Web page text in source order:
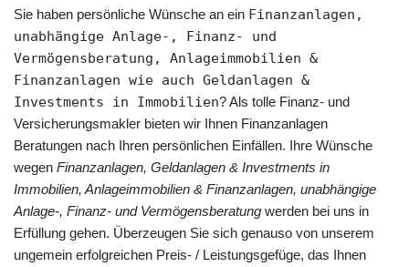
Sie haben persönliche Wünsche an ein Finanzanlagen,
unabhängige Anlage-, Finanz- und
Vermögensberatung, Anlageimmobilien &
Finanzanlagen wie auch Geldanlagen &
Investments in Immobilien? Als tolle Finanz- und
Versicherungsmakler bieten wir Ihnen Finanzanlagen
Beratungen nach Ihren persönlichen Einfällen. Ihre Wünsche
wegen Finanzanlagen, Geldanlagen & Investments in
Immobilien, Anlageimmobilien & Finanzanlagen, unabhängige
Anlage-, Finanz- und Vermögensberatung werden bei uns in
Erfüllung gehen. Überzeugen Sie sich genauso von unserem
ungemein erfolgreichen Preis- / Leistungsgefüge, das Ihnen